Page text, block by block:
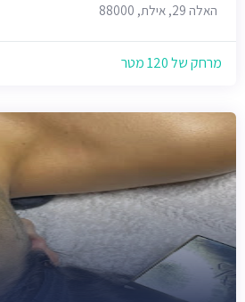
האלה 29, אילת, 88000
מרחק של 120 מטר